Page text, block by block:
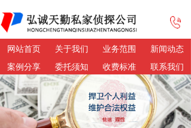
网站首页 关于我们 业务范围
新闻动态
案例分享
委托须知 收费标准 联系我们